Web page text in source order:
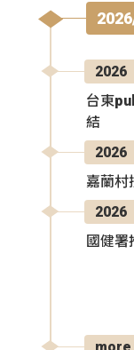
2026
台東
結
2026
嘉蘭村
2026
國健署